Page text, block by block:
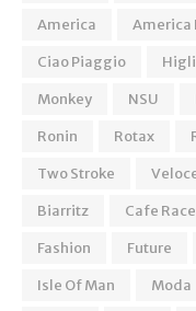
America
America
Ciao Piaggio
Monkey
NSU
Ronin
Rotax
Two Stroke
Biarritz
Cafe Race
Fashion
Future
Isle Of Man
Moda